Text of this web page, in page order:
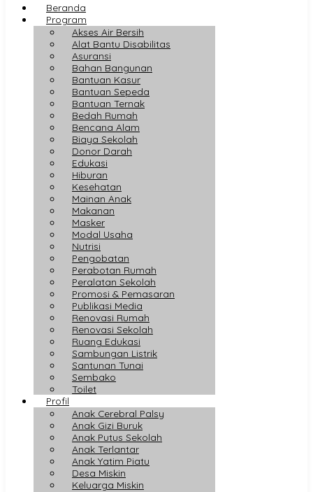
Beranda
Program
Akses Air Bersih
Alat Bantu Disabilitas
Asuransi
Bahan Bangunan
Bantuan Kasur
Bantuan Sepeda
Bantuan Ternak
Bedah Rumah
Bencana Alam
Biaya Sekolah
Donor Darah
Edukasi
Hiburan
Kesehatan
Mainan Anak
Makanan
Masker
Modal Usaha
Nutrisi
Pengobatan
Perabotan Rumah
Peralatan Sekolah
Promosi & Pemasaran
Publikasi Media
Renovasi Rumah
Renovasi Sekolah
Ruang Edukasi
Sambungan Listrik
Santunan Tunai
Sembako
Toilet
Profil
Anak Cerebral Palsy
Anak Gizi Buruk
Anak Putus Sekolah
Anak Terlantar
Anak Yatim Piatu
Desa Miskin
Keluarga Miskin